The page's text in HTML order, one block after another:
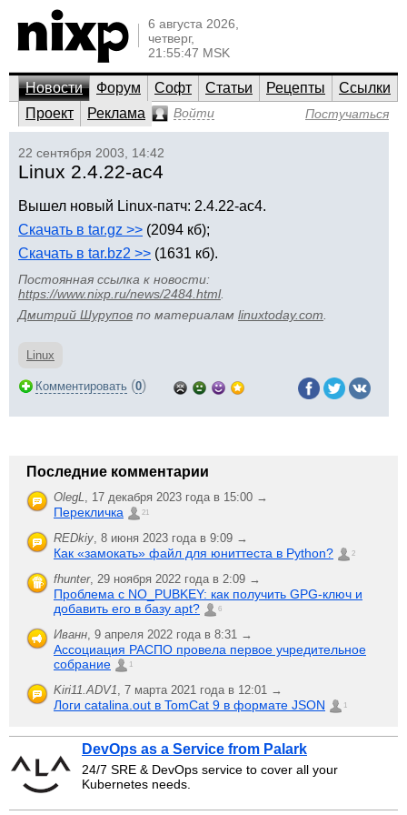
6 августа 2026,
четверг,
21:55:47 MSK
Новости Форум Софт Статьи Рецепты
Ссылки
Проект
Реклама Войти Постучаться
22 сентября 2003, 14:42
Linux 2.4.22-ac4
Вышел новый Linux-патч: 2.4.22-ac4.
Скачать в tar.gz >> (2094 кб);
Скачать в tar.bz2 >> (1631 кб).
Постоянная ссылка к новости:
https://www.nixp.ru/news/2484.html.
Дмитрий Шурупов по материалам linuxtoday.com
Linux
Комментировать (0)
Последние комментарии
OlegL, 17 декабря 2023 года в 15:00 →
Перекличка 21
REDkiy, 8 июня 2023 года в 9:09 →
Как «замокать» файл для юниттеста в Python? 2
fhunter, 29 ноября 2022 года в 2:09 →
Проблема с NO_PUBKEY: как получить GPG-ключ и
добавить его в базу apt?
6
Иванн, 9 апреля 2022 года в 8:31 →
Ассоциация РАСПО провела первое учредительное
собрание
1
Kiri11.ADV1, 7 марта 2021 года в 12:01 →
Логи catalina.out в TomCat 9 в формате JSON 1
DevOps as a Service from Palark
24/7 SRE & DevOps service to cover all your
Kubernetes needs.